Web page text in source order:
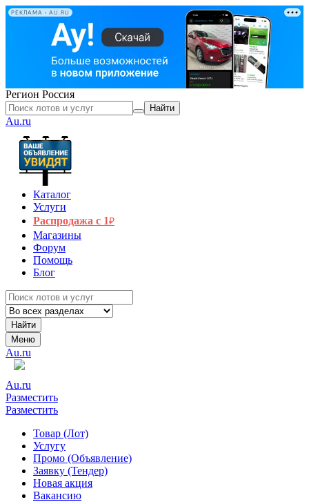
РЕКЛАМА • AU.RU
Регион Россия
Найти
Au.ru
Каталог
Услуги
Распродажа с 1₽
Магазины
Форум
Помощь
Блог
Найти
Меню
Au.ru
Au.ru
Разместить
Разместить
Товар (Лот)
Услугу
Промо (Объявление)
Заявку (Тендер)
Новая акция
Вакансию